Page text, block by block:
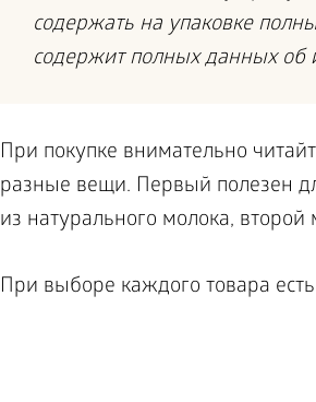
содержать на упаковке
содержит полных данных об
При покупке внимательно
разные вещи. Первый полезен
из натурального молока,
При выборе каждого товара